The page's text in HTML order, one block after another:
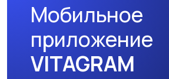
заказ
Мобильное
приложение
VITAGRAM